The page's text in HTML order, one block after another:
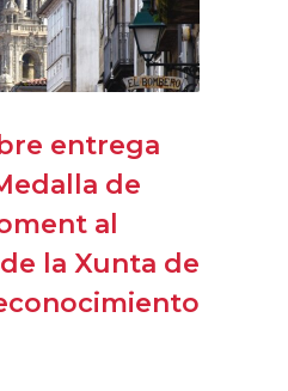
entrega
de
al
la Xunta de